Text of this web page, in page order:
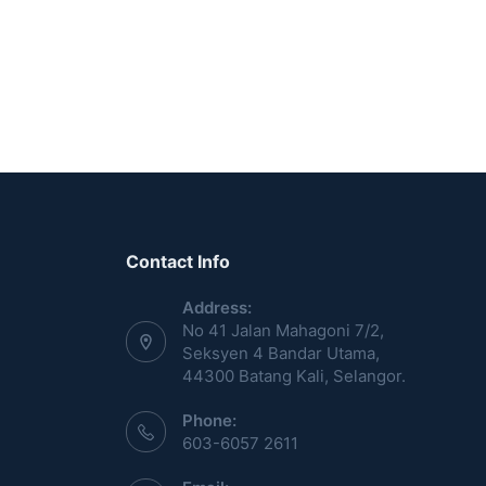
Contact Info
Address:
No 41 Jalan Mahagoni 7/2,
Seksyen 4 Bandar Utama,
44300 Batang Kali, Selangor.
Phone:
603-6057 2611